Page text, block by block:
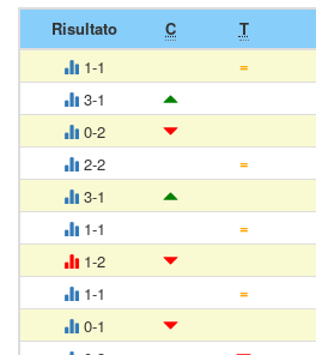
Risultato C T
1-1
=
3-1
0-2
2-2
=
3-1
1-1
=
1-2
1-1
=
0-1